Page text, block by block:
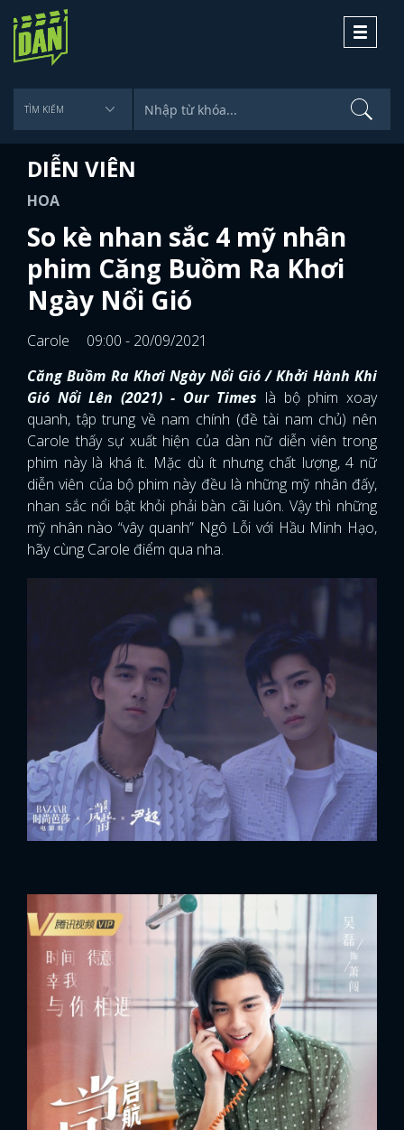
Toggle
DIỄN VIÊN
HOA
So kè nhan sắc 4 mỹ nhân
phim Căng Buồm Ra Khơi
Ngày Nổi Gió
Carole
09:00 - 20/09/2021
Căng Buồm Ra Khơi Ngày Nổi Gió / Khởi Hành Khi
Gió Nổi Lên (2021) - Our Times là bộ phim xoay
quanh, tập trung về nam chính (đề tài nam chủ) nên
Carole thấy sự xuất hiện của dàn nữ diễn viên trong
phim này là khá ít. Mặc dù ít nhưng chất lượng, 4 nữ
diễn viên của bộ phim này đều là những mỹ nhân đấy,
nhan sắc nổi bật khỏi phải bàn cãi luôn. Vậy thì những
mỹ nhân nào “vây quanh” Ngô Lỗi với Hầu Minh Hạo,
hãy cùng Carole điểm qua nha.